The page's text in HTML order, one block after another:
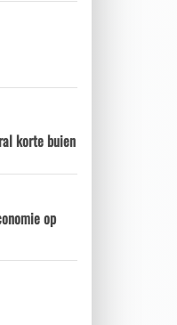
korte buien
op